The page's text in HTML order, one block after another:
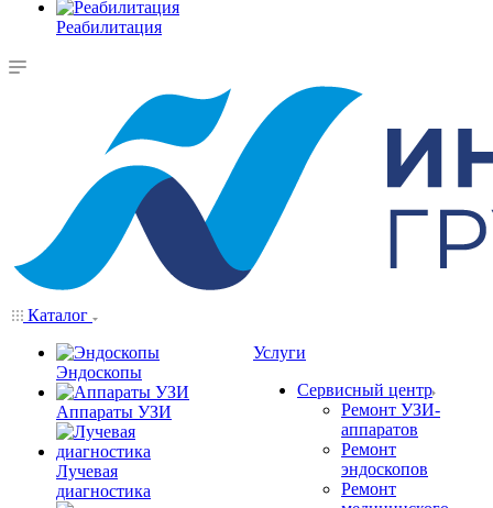
Реабилитация
Каталог
Эндоскопы
Аппараты УЗИ
Лучевая
диагностика
Услуги
Сервисный центр
Ремонт УЗИ-
аппаратов
Ремонт
эндоскопов
Ремонт